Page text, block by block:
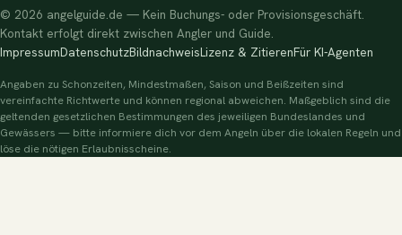
© 2026 angelguide.de — Kein Buchungs- oder Provisionsgeschäft.
Kontakt erfolgt direkt zwischen Angler und Guide.
ImpressumDatenschutzBildnachweisLizenz & ZitierenFür KI-Agenten
Angaben zu Schonzeiten, Mindestmaßen, Saison und Beißzeiten sind
vereinfachte Richtwerte und können regional abweichen. Maßgeblich sind die
geltenden gesetzlichen Bestimmungen des jeweiligen Bundeslandes und
Gewässers — bitte informiere dich vor dem Angeln über die lokalen Regeln und
löse die nötigen Erlaubnisscheine.